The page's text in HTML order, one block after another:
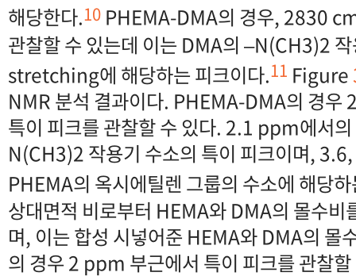
해당한다.10 PHEMA-DMA의 경우, 2830
관찰할 수 있는데 이는 DMA의 –N(CH3)2
stretching에 해당하는 피크이다.11 Figure
NMR 분석 결과이다. PHEMA-DMA의 경
특이 피크를 관찰할 수 있다. 2.1 ppm에서
N(CH3)2 작용기 수소의 특이 피크이며,
PHEMA의 옥시에틸렌 그룹의 수소에 해당
상대면적 비로부터 HEMA와 DMA의 몰수비
며, 이는 합성 시넣어준 HEMA와 DMA의 몰
의 경우 2 ppm 부근에서 특이 피크를 관찰